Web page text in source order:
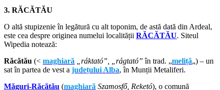
3. RĂCĂTĂU
O altă stupizenie în legătură cu alt toponim, de astă dată din Ardeal,
este cea despre originea numelui localității RĂCĂTĂU. Siteul
Wipedia notează:
Răcătău (< maghiară „ráktató”, „rágtató” în trad. „meliță„) – un
sat în partea de vest a județului Alba, în Munții Metaliferi.
Măguri-Răcătău (maghiară Szamosfő, Reketó), o comună